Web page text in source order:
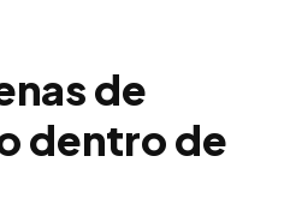
de
dentro de